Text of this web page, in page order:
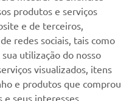
produtos e serviços
e de terceiros,
redes sociais, tais como
utilização do nosso
visualizados, itens
e produtos que comprou
seus interesses